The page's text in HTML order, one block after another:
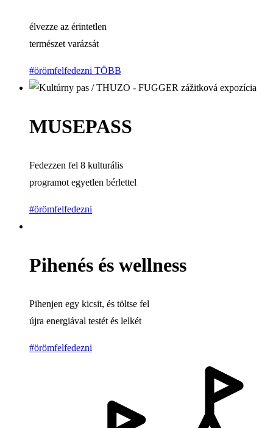
élvezze az érintetlen
természet varázsát
#örömfelfedezni TÖBB
MUSEPASS
Fedezzen fel 8 kulturális
programot egyetlen bérlettel
#örömfelfedezni
Pihenés és wellness
Pihenjen egy kicsit, és töltse fel
újra energiával testét és lelkét
#örömfelfedezni